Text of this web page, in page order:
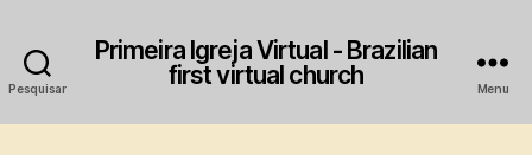
Pesquisar
Primeira Igreja Virtual - Brazilian
first virtual church
Menu